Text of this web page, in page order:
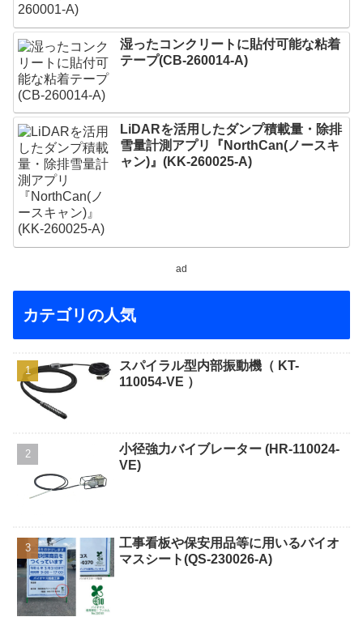
湿ったコンクリートに貼付可能な粘着
テープ(CB-260014-A)
LiDARを活用したダンプ積載量・除排
雪量計測アプリ『NorthCan(ノースキ
ャン)』(KK-260025-A)
ad
カテゴリの人気
スパイラル型内部振動機（ KT-
110054-VE ）
小径強力バイブレーター (HR-110024-
VE)
工事看板や保安用品等に用いるバイオ
マスシート(QS-230026-A)